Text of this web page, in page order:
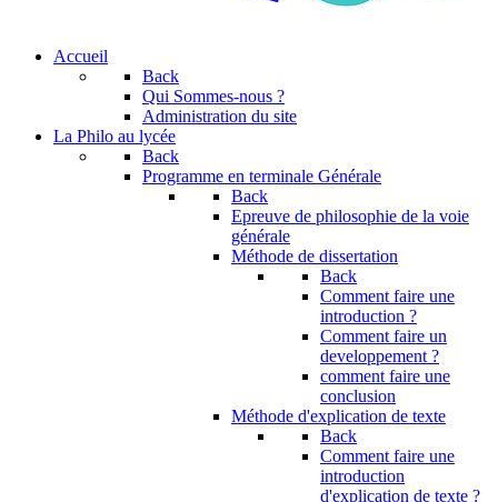
Accueil
Back
Qui Sommes-nous ?
Administration du site
La Philo au lycée
Back
Programme en terminale Générale
Back
Epreuve de philosophie de la voie
générale
Méthode de dissertation
Back
Comment faire une
introduction ?
Comment faire un
developpement ?
comment faire une
conclusion
Méthode d'explication de texte
Back
Comment faire une
introduction
d'explication de texte ?